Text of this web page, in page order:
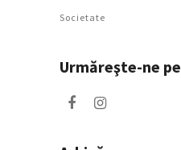
Societate
Urmăreşte-ne pe